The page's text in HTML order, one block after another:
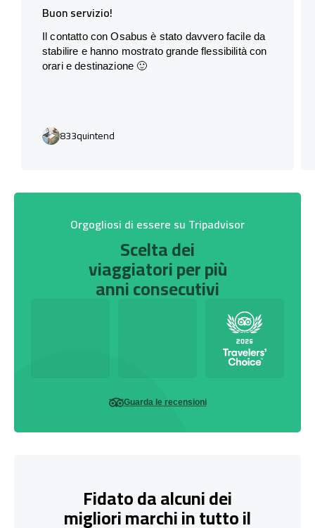
Buon servizio!
Il contatto con Osabus è stato davvero facile da
stabilire e hanno mostrato grande flessibilità con
orari e destinazione 🙂
833quintend
Orgogliosi di essere su Tripadvisor
Scelta dei
viaggiatori per più
anni consecutivi
Guarda le recensioni
Fidato da alcuni dei
migliori marchi in tutto il